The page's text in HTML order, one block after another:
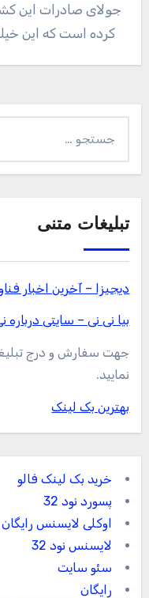
کرده است که این
برای:
تبلیغات متنی
دیجیزا – آخرین اخبار
بیا نی نی – سایتی
جهت سفارش و درج
نمایید.
بهترین بک لینک
خرید بک لینک فالو
پسورد نود 32
اوکلی لایسنس رایگان
لایسنس نود 32
سئو سایت
رایگان